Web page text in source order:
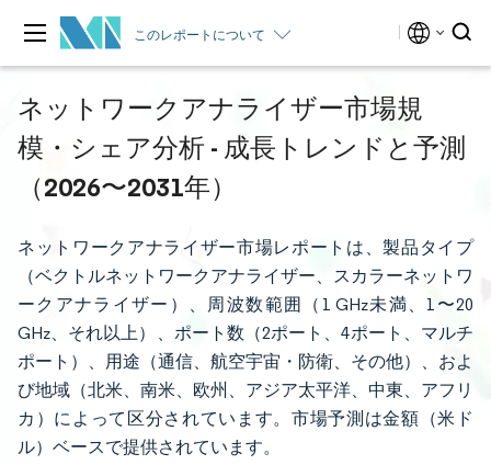
このレポートについて
ネットワークアナライザー市場規
模・シェア分析 - 成長トレンドと予測
（2026〜2031年）
ネットワークアナライザー市場レポートは、製品タイプ
（ベクトルネットワークアナライザー、スカラーネットワ
ークアナライザー）、周波数範囲（1 GHz未満、1〜20
GHz、それ以上）、ポート数（2ポート、4ポート、マルチ
ポート）、用途（通信、航空宇宙・防衛、その他）、およ
び地域（北米、南米、欧州、アジア太平洋、中東、アフリ
カ）によって区分されています。市場予測は金額（米ド
ル）ベースで提供されています。